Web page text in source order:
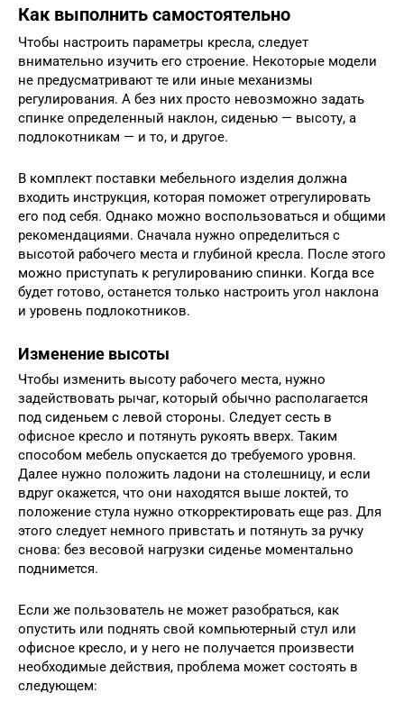
Как выполнить самостоятельно
Чтобы настроить параметры кресла, следует
внимательно изучить его строение. Некоторые модели
не предусматривают те или иные механизмы
регулирования. А без них просто невозможно задать
спинке определенный наклон, сиденью — высоту, а
подлокотникам — и то, и другое.
В комплект поставки мебельного изделия должна
входить инструкция, которая поможет отрегулировать
его под себя. Однако можно воспользоваться и общими
рекомендациями. Сначала нужно определиться с
высотой рабочего места и глубиной кресла. После этого
можно приступать к регулированию спинки. Когда все
будет готово, останется только настроить угол наклона
и уровень подлокотников.
Изменение высоты
Чтобы изменить высоту рабочего места, нужно
задействовать рычаг, который обычно располагается
под сиденьем с левой стороны. Следует сесть в
офисное кресло и потянуть рукоять вверх. Таким
способом мебель опускается до требуемого уровня.
Далее нужно положить ладони на столешницу, и если
вдруг окажется, что они находятся выше локтей, то
положение стула нужно откорректировать еще раз. Для
этого следует немного привстать и потянуть за ручку
снова: без весовой нагрузки сиденье моментально
поднимется.
Если же пользователь не может разобраться, как
опустить или поднять свой компьютерный стул или
офисное кресло, и у него не получается произвести
необходимые действия, проблема может состоять в
следующем: